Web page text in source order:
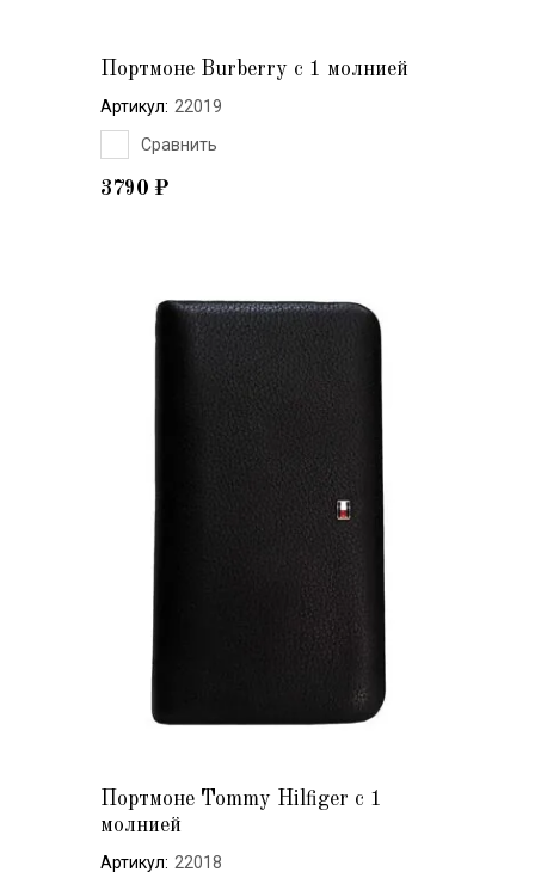
Портмоне Burberry с 1 молнией
3790 ₽
Артикул: 22019
Сравнить
Портмоне Tommy Hilfiger с 1
молнией
Артикул: 22018